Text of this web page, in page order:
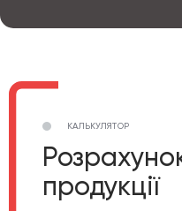
КАЛЬКУЛЯТОР
продукції